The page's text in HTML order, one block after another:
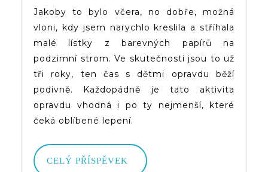
Lepení
Pro
Nejmenší
Jakoby to bylo včera, no dobře, možná
vloni, kdy jsem narychlo kreslila a stříhala
malé lístky z barevných papírů na
podzimní strom. Ve skutečnosti jsou to už
tři roky, ten čas s dětmi opravdu běží
podivně. Každopádně je tato aktivita
opravdu vhodná i po ty nejmenší, které
čeká oblíbené lepení.
CELÝ PŘÍSPĚVEK
CELÝ